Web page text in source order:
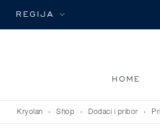
REGIJA
HOME
Kryolan › Shop › Dodaci i pribor ›